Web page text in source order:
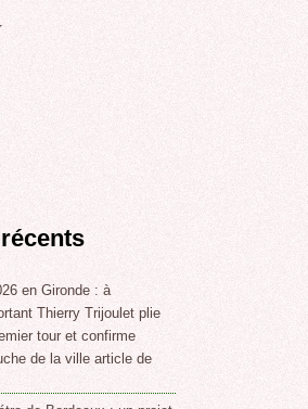
en Gironde : à
Thierry Trijoulet plie
tour et confirme
de la ville article de